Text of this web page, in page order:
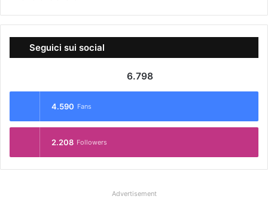
Seguici sui social
6.798
4.590 Fans
2.208 Followers
Advertisement